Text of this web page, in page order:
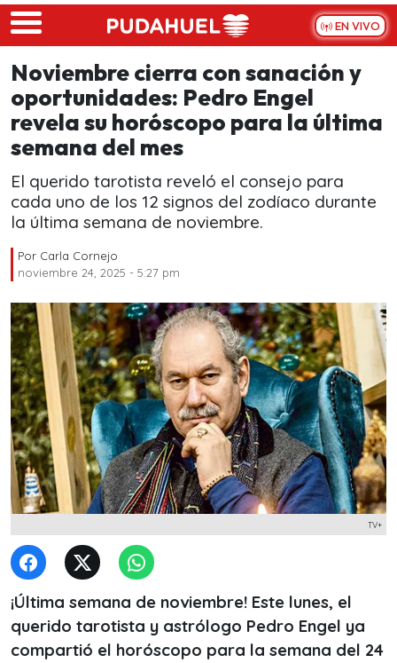
Skip to main content
EN VIVO
Noviembre cierra con sanación y
oportunidades: Pedro Engel
revela su horóscopo para la última
semana del mes
El querido tarotista reveló el consejo para
cada uno de los 12 signos del zodíaco durante
la última semana de noviembre.
Por Carla Cornejo
noviembre 24, 2025 - 5:27 pm
TV+
¡Última semana de noviembre! Este lunes, el
querido tarotista y astrólogo Pedro Engel ya
compartió el horóscopo para la semana del 24